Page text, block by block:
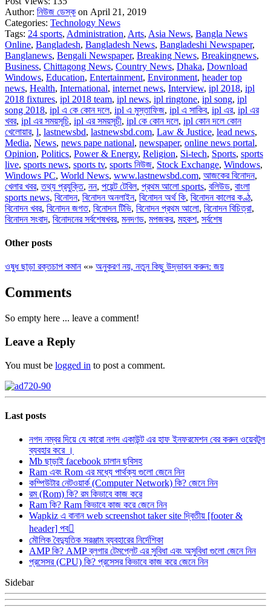
Author: নিউজ ডেস্ক on April 21, 2019
Categories: Technology News
Tags: 24 sports, Administration, Arts, Asia News, Bangla News
Online, Bangladesh, Bangladesh News, Bangladeshi Newspaper,
Banglanews, Bengali Newspaper, Breaking News, Breakingnews,
Business, Chittagong News, Country News, Dhaka, Download
Windows, Education, Entertainment, Environment, header top
news, Health, International, internet news, Interview, ipl 2018, ipl
2018 fixtures, ipl 2018 team, ipl news, ipl ringtone, ipl song, ipl
song 2018, ipl এ কে কোন দলে, ipl এ মুস্তাফিজ, ipl এ সাকিব, ipl এর, ipl এর
খবর, ipl এর সময়সূচি, ipl এর সময়সূচী, ipl কে কোন দলে, ipl কোন দলে কোন
খেলোয়ার, l, lastnewsbd, lastnewsbd.com, Law & Justice, lead news,
Media, News, news pape national, newspaper, online news portal,
Opinion, Politics, Power & Energy, Religion, Si-tech, Sports, sports
live, sports news, sports tv, sports নিউজ, Stock Exchange, Windows,
Windows PC, World News, www.lastnewsbd.com, আজকের বিনোদন,
খেলার খবর,তথ্য প্রযুক্তি, নন, পয়েন্ট টেবিল, প্রথম আলো sports, বলিউড, বাংলা
sports news, বিনোদন, বিনোদন অনলাইন, বিনোদন অর্থ কি, বিনোদন কালের কণ্ঠ,
বিনোদন খবর, বিনোদন জগত, বিনোদন টিভি, বিনোদন প্রথম আলো, বিনোদন বিচিত্রা,
বিনোদন সংবাদ, বিনোদনের সর্বশেষখবর, মনদণড, মপজকর, মহকশ, সর্বশেষ
Other posts
ওষুধ ছাড়া রক্তচাপ কমান«» অনুকরণ নয়, নতুন কিছু উদ্ভাবন করুন: জয়
Comments
So empty here ... leave a comment!
Leave a Reply
You must be logged in to post a comment.
Last posts
নগদ নম্বর দিয়ে যে কারো নগদ একাউন্ট এর হাফ ইনফরমেশন বের করুন ওয়েবটুল
ব্যবহার করে ।
Mb ছাড়াই facebook চালান ছবিসহ
Ram এবং Rom এর মধ্যে পার্থক্য গুলো জেনে নিন
কম্পিউটার নেটওয়ার্ক (Computer Network) কি? জেনে নিন
রম (Rom) কি? রম কিভাবে কাজ করে
Ram কি? Ram কিভাবে কাজ করে জেনে নিন
Wapkiz এ বানান web screenshot taker site দ্বিতীয় [footer &
header] পব
মৌলিক বৈদ্যুতিক সরঞ্জাম ব্যবহারের নির্দেশিকা
AMP কি? AMP ব্লগার টেমপ্লেট এর সুবিধা এবং অসুবিধা গুলো জেনে নিন
প্রসেসর (CPU) কি? প্রসেসর কিভাবে কাজ করে জেনে নিন
Sidebar